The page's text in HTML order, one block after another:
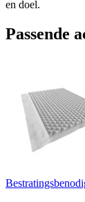
en doel.
Passende